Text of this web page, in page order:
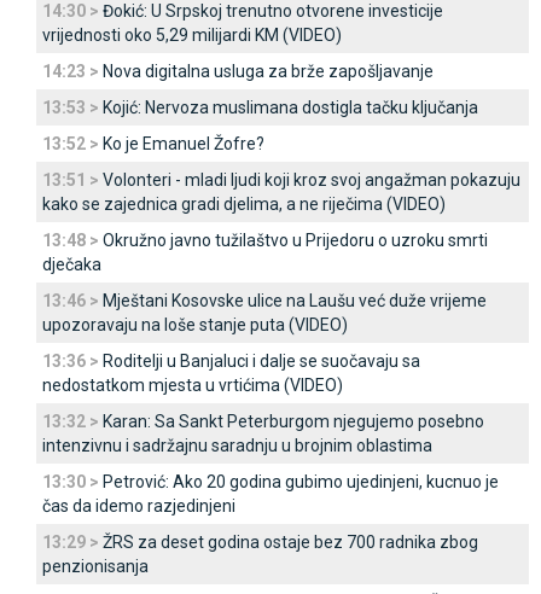
14:30 > Đokić: U Srpskoj trenutno otvorene investicije
vrijednosti oko 5,29 milijardi KM (VIDEO)
14:23 > Nova digitalna usluga za brže zapošljavanje
13:53 > Kojić: Nervoza muslimana dostigla tačku ključanja
13:52 > Ko je Emanuel Žofre?
13:51 > Volonteri - mladi ljudi koji kroz svoj angažman pokazuju
kako se zajednica gradi djelima, a ne riječima (VIDEO)
13:48 > Okružno javno tužilaštvo u Prijedoru o uzroku smrti
dječaka
13:46 > Mještani Kosovske ulice na Laušu već duže vrijeme
upozoravaju na loše stanje puta (VIDEO)
13:36 > Roditelji u Banjaluci i dalje se suočavaju sa
nedostatkom mjesta u vrtićima (VIDEO)
13:32 > Karan: Sa Sankt Peterburgom njegujemo posebno
intenzivnu i sadržajnu saradnju u brojnim oblastima
13:30 > Petrović: Ako 20 godina gubimo ujedinjeni, kucnuo je
čas da idemo razjedinjeni
13:29 > ŽRS za deset godina ostaje bez 700 radnika zbog
penzionisanja